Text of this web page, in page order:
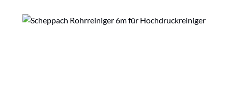
Bildergalerie überspringen